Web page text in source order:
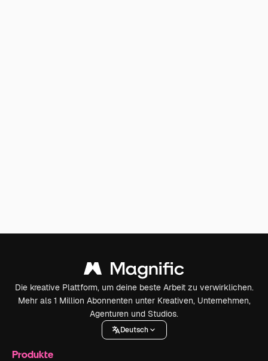
Die kreative Plattform, um deine beste Arbeit zu verwirklichen.
Mehr als 1 Million Abonnenten unter Kreativen, Unternehmen,
Agenturen und Studios.
Deutsch
Produkte